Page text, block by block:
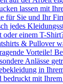
lassen mit
für Sie und Ihr
jedes
einem T-
& Pullover
Vorteile!
Anlässe
in
bedruckt mit